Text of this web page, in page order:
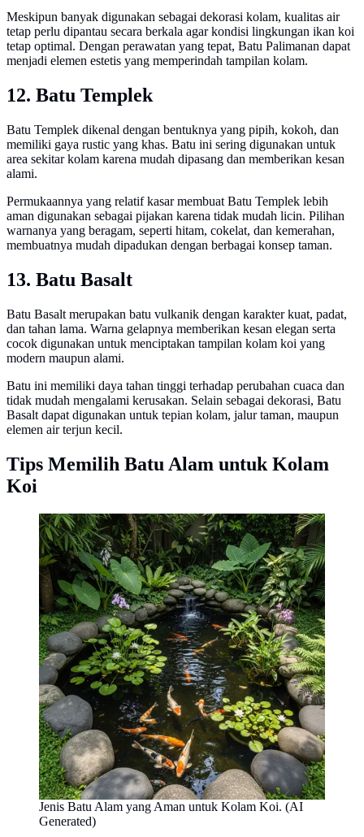
Meskipun banyak digunakan sebagai dekorasi kolam, kualitas air
tetap perlu dipantau secara berkala agar kondisi lingkungan ikan koi
tetap optimal. Dengan perawatan yang tepat, Batu Palimanan dapat
menjadi elemen estetis yang memperindah tampilan kolam.
12. Batu Templek
Batu Templek dikenal dengan bentuknya yang pipih, kokoh, dan
memiliki gaya rustic yang khas. Batu ini sering digunakan untuk
area sekitar kolam karena mudah dipasang dan memberikan kesan
alami.
Permukaannya yang relatif kasar membuat Batu Templek lebih
aman digunakan sebagai pijakan karena tidak mudah licin. Pilihan
warnanya yang beragam, seperti hitam, cokelat, dan kemerahan,
membuatnya mudah dipadukan dengan berbagai konsep taman.
13. Batu Basalt
Batu Basalt merupakan batu vulkanik dengan karakter kuat, padat,
dan tahan lama. Warna gelapnya memberikan kesan elegan serta
cocok digunakan untuk menciptakan tampilan kolam koi yang
modern maupun alami.
Batu ini memiliki daya tahan tinggi terhadap perubahan cuaca dan
tidak mudah mengalami kerusakan. Selain sebagai dekorasi, Batu
Basalt dapat digunakan untuk tepian kolam, jalur taman, maupun
elemen air terjun kecil.
Tips Memilih Batu Alam untuk Kolam
Koi
Jenis Batu Alam yang Aman untuk Kolam Koi. (AI
Generated)